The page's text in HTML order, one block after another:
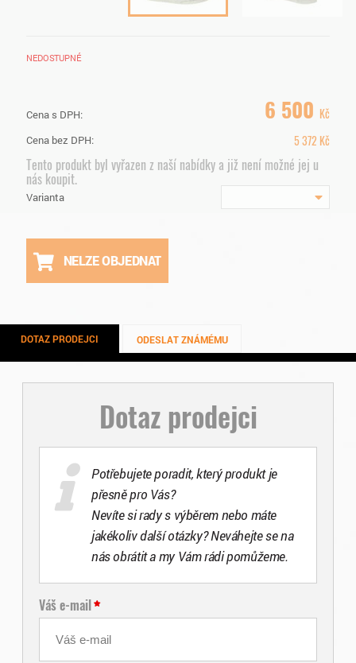
NEDOSTUPNÉ
Cena s DPH: 6 500 Kč
Cena bez DPH: 5 372 Kč
Tento produkt byl vyřazen z naší nabídky a již není možné jej u
nás koupit.
Varianta
NELZE OBJEDNAT
DOTAZ PRODEJCI ODESLAT ZNÁMÉMU
Dotaz prodejci
Potřebujete poradit, který produkt je
přesně pro Vás?
Nevíte si rady s výběrem nebo máte
jakékoliv další otázky? Neváhejte se na
nás obrátit a my Vám rádi pomůžeme.
Váš e-mail